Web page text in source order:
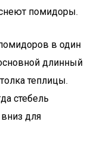
помидоры.
в один
длинный
теплицы.
стебель
вниз для